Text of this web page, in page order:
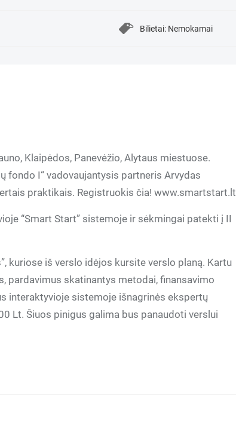
Bilietai: Nemokamai
Klaipėdos, Panevėžio, Alytaus miestuose.
fondo I“ vadovaujantysis partneris Arvydas
praktikais. Registruokis čia! www.smartstart.lt
“Smart Start” sistemoje ir sėkmingai patekti į II
kuriose iš verslo idėjos kursite verslo planą. Kartu
pardavimus skatinantys metodai, finansavimo
interaktyvioje sistemoje išnagrinės ekspertų
Lt. Šiuos pinigus galima bus panaudoti verslui